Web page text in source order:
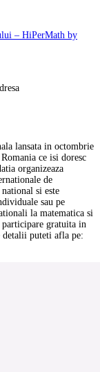
– HiPerMath by
lansata in octombrie
ce isi doresc
organizeaza
de
si este
sau pe
la matematica si
gratuita in
detalii puteti afla pe: